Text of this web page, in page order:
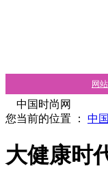
网
中国时尚网
您当前的位置 ： 中
大健康时